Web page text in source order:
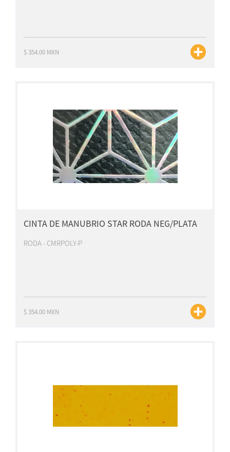
$ 354.00 MXN
CINTA DE MANUBRIO STAR RODA NEG/PLATA
RODA - CMRPOLY-P
$ 354.00 MXN